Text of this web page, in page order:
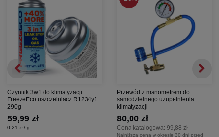
Czynnik 3w1 do klimatyzacji
FreezeEco uszczelniacz R1234yf
290g
59,99 zł
0,21 zł / g
Przewód z manometrem do
samodzielnego uzupełnienia
klimatyzacji
Cena katalogowa: 99,88 zł
80,00 zł
Najniższa cena w okresie 30 dni przed